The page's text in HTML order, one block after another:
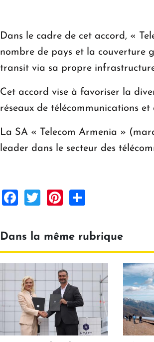
Dans le cadre de cet accord, «
nombre de pays et la couverture
transit via sa propre
Cet accord vise à favoriser la
réseaux de télécommunications
La SA « Telecom Armenia »
leader dans le secteur des
Facebook
TwitterPinterest
Dans la même rubrique